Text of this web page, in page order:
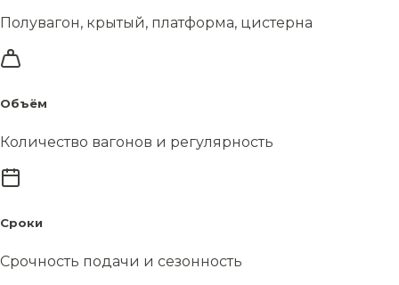
Полувагон, крытый, платформа, цистерна
Объём
Количество вагонов и регулярность
Сроки
Срочность подачи и сезонность